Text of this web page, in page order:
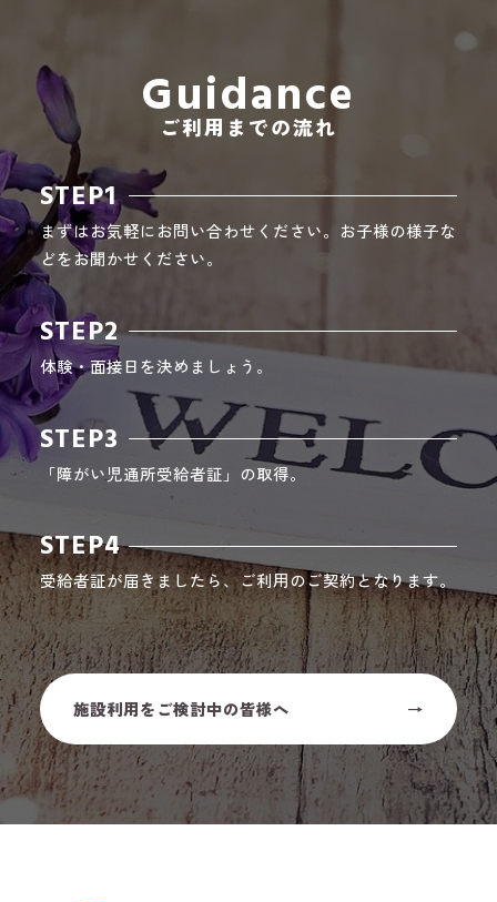
CEO BLOG
オールピース代表の部屋Guidance
ご利用までの流れ
STEP1
まずはお気軽にお問い合わせください。お子様の様子な
どをお聞かせください。
STEP2
体験・面接日を決めましょう。
STEP3
「障がい児通所受給者証」の取得。
STEP4
受給者証が届きましたら、ご利用のご契約となります。
施設利用をご検討中の皆様へ